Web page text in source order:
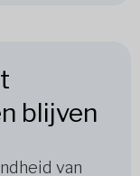
blijven
van